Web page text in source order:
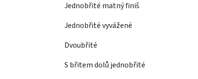
Jednobřité matný finiš
Jednobřité vyvážené
Dvoubřité
S břitem dolů jednobřité